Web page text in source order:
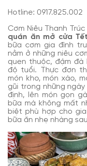
Hotline: 0917.825.002
Cơm Niêu Thanh
quán ăn mở cửa
bữa cơm gia đình
nằm ở những niêu
quen thuộc, đậm đà
độ tuổi. Thực đơn
món kho, món xào,
gũi trong những
định, lên món gọn
bữa mà không mất
biệt phù hợp cho
bữa ăn nhẹ nhàng